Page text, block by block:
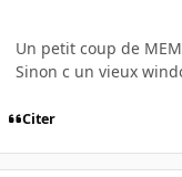
Un petit coup de
Sinon c un vieux
Citer